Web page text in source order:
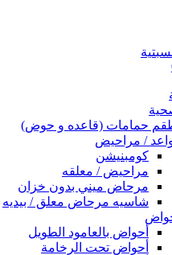
حمامات (قاعده و حوض)
/ مراحيض
كومبنيشن
مراحيض / معلقه
مرحاض ميني بدون خزان
شاسيه مرحاض معلق / بيديه
أحواض بالعامود الطويل
أحواض تحت الرخامة